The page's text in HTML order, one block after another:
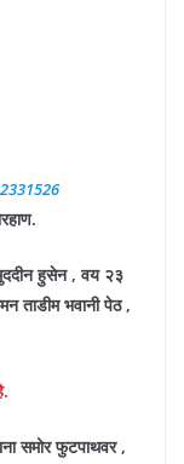
हुसेन , वय २३
ताडीम भवानी पेठ ,
समोर फुटपाथवर ,